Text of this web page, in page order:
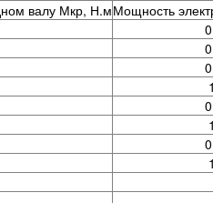
валу Мкр, Н.мМощность